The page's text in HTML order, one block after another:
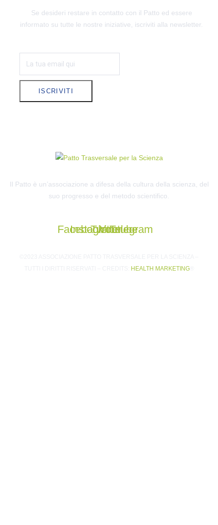
Se desideri restare in contatto con il Patto ed essere
informato su tutte le nostre iniziative, iscriviti alla newsletter.
ISCRIVITI
Il Patto è un’associazione a difesa della cultura della scienza, del
suo progresso e del metodo scientifico.
Facebook
Instagram
Twitter
Youtube
Telegram
HEALTH MARKETING®